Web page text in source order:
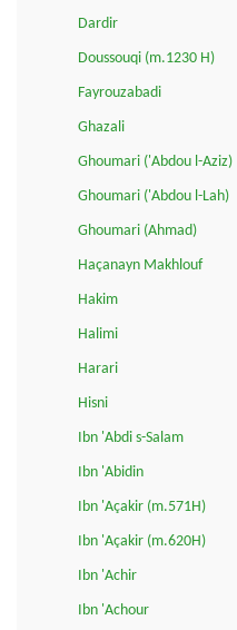
Dardir
Doussouqi (m.1230 H)
Fayrouzabadi
Ghazali
Ghoumari ('Abdou l-Aziz)
Ghoumari ('Abdou l-Lah)
Ghoumari (Ahmad)
Haçanayn Makhlouf
Hakim
Halimi
Harari
Hisni
Ibn 'Abdi s-Salam
Ibn 'Abidin
Ibn 'Açakir (m.571H)
Ibn 'Açakir (m.620H)
Ibn 'Achir
Ibn 'Achour